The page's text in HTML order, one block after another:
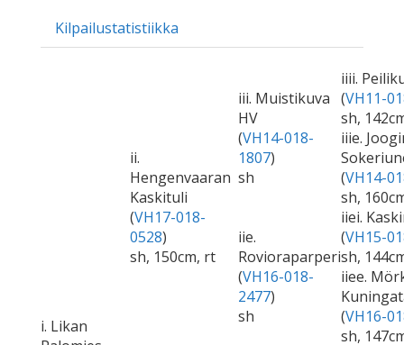
Kilpailustatistiikka
i. Likan
ii.
Hengenvaaran
Kaskituli
(VH17-018-
0528)
sh, 150cm, rt
iii. Muistikuva
HV
(VH14-018-
1807)
sh
iiii.
(VH11-
sh,
iiie.
(VH14-
sh,
iie.
Rovioraparperi
(VH16-018-
2477)
sh
iiei.
(VH15-
sh,
iiee.
(VH16-
sh,